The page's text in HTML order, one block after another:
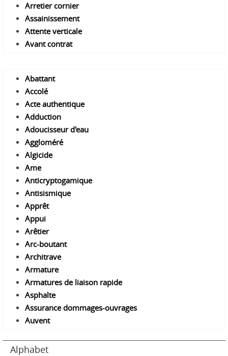
Arretier cornier
Assainissement
Attente verticale
Avant contrat
Abattant
Accolé
Acte authentique
Adduction
Adoucisseur d'eau
Aggloméré
Algicide
Ame
Anticryptogamique
Antisismique
Apprêt
Appui
Arêtier
Arc-boutant
Architrave
Armature
Armatures de liaison rapide
Asphalte
Assurance dommages-ouvrages
Auvent
Alphabet